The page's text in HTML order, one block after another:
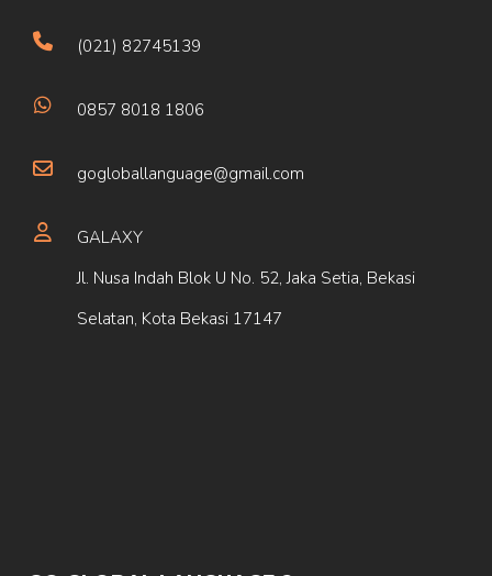
(021) 82745139
0857 8018 1806
gogloballanguage@gmail.com
GALAXY
Jl. Nusa Indah Blok U No. 52, Jaka Setia, Bekasi
Selatan, Kota Bekasi 17147